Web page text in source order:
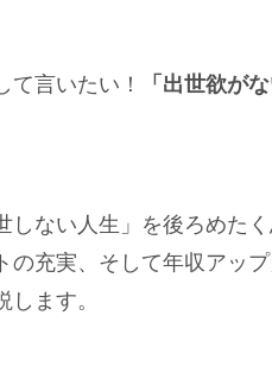
て言いたい！
「出世欲が
しない人生」を後ろめた
の充実、そして年収アッ
ます。